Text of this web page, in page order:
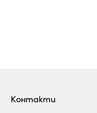
Контакти